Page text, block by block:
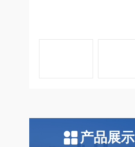
产品展示